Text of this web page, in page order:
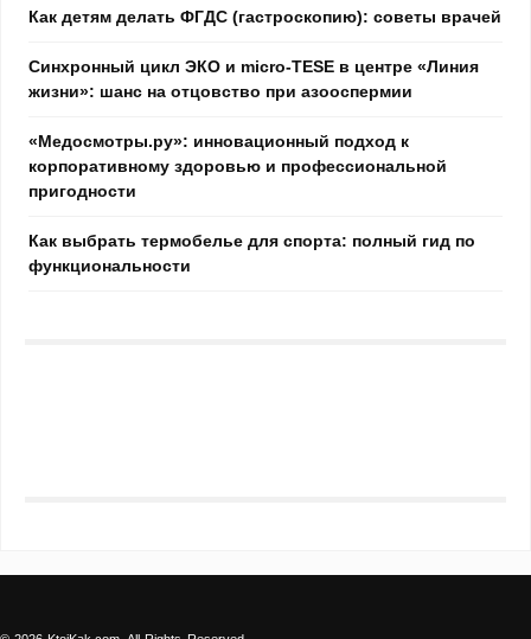
Как детям делать ФГДС (гастроскопию): советы врачей
Синхронный цикл ЭКО и micro-TESE в центре «Линия
жизни»: шанс на отцовство при азооспермии
«Медосмотры.ру»: инновационный подход к
корпоративному здоровью и профессиональной
пригодности
Как выбрать термобелье для спорта: полный гид по
функциональности